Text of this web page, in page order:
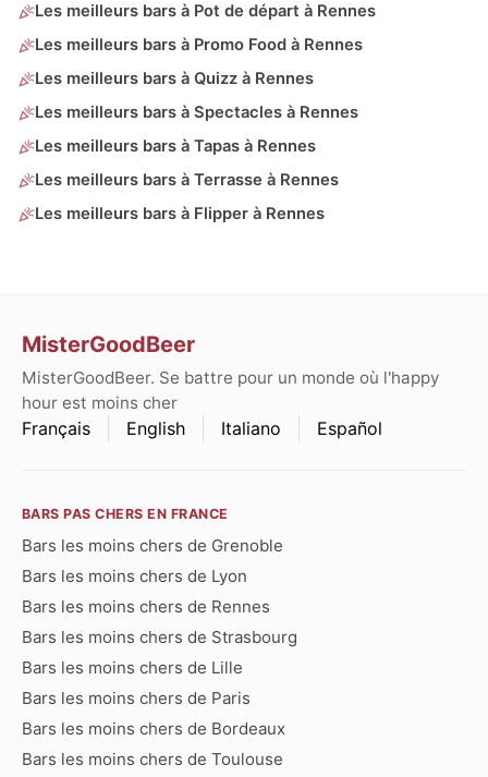
Les meilleurs bars à Pot de départ à Rennes
Les meilleurs bars à Promo Food à Rennes
Les meilleurs bars à Quizz à Rennes
Les meilleurs bars à Spectacles à Rennes
Les meilleurs bars à Tapas à Rennes
Les meilleurs bars à Terrasse à Rennes
Les meilleurs bars à Flipper à Rennes
MisterGoodBeer
MisterGoodBeer. Se battre pour un monde où l'happy
hour est moins cher
Français English Italiano Español
BARS PAS CHERS EN FRANCE
Bars les moins chers de Grenoble
Bars les moins chers de Lyon
Bars les moins chers de Rennes
Bars les moins chers de Strasbourg
Bars les moins chers de Lille
Bars les moins chers de Paris
Bars les moins chers de Bordeaux
Bars les moins chers de Toulouse